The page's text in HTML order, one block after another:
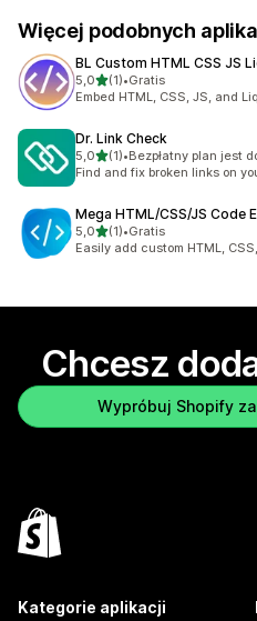
Więcej podobnych
BL Custom HTML CSS JS
5,0na 5 gwiazdek
(1)
Łączna liczba recenzji: 1
•Gratis
Embed HTML, CSS, JS, and
Dr. Link Check
5,0na 5 gwiazdek
(1)
Łączna liczba recenzji: 1
•Bezpłatny plan jest
Find and fix broken links on
Mega HTML/CSS/JS Code
5,0na 5 gwiazdek
(1)
Łączna liczba recenzji: 1
•Gratis
Easily add custom HTML,
Chcesz
Wypróbuj Shopify
Kategorie aplikacji